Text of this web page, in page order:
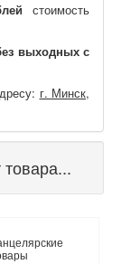
стоимость
выходных с
г. Минск,